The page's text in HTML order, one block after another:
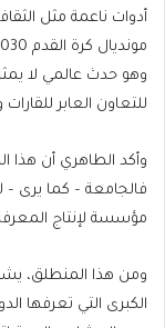
أدوات ناعمة مثل
وهو حدث عالمي لا
للتعاون العابر للقارات
وأكد الطاهري أن هذا
فالجامعة – كما يرى
مؤسسة لإنتاج
ومن هذا المنطلق،
الكبرى التي تعرفها